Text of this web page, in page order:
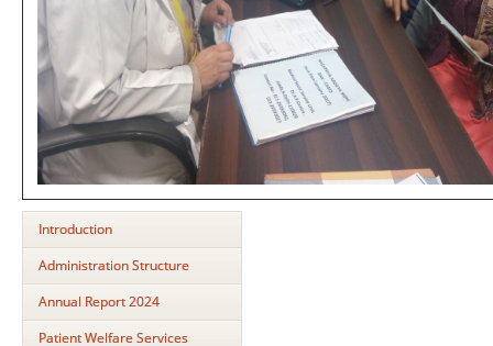
Introduction
Administration Structure
Annual Report 2024
Patient Welfare Services